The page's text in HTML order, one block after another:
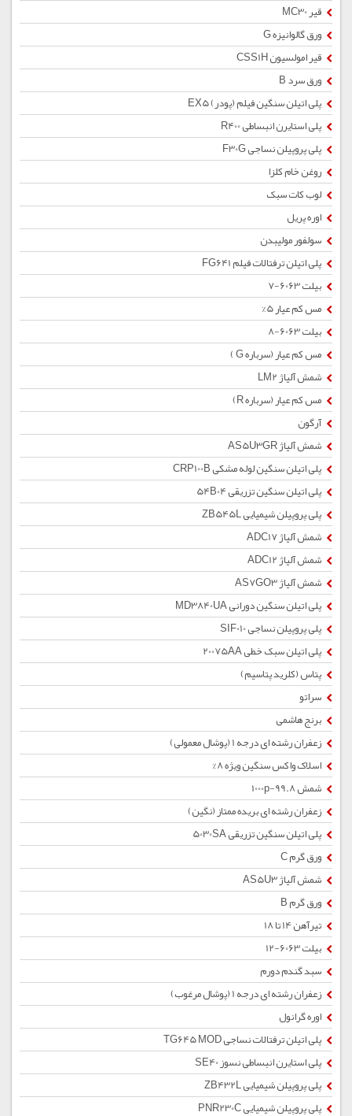
قیر MC30
ورق گالوانیزه G
قیر امولسیون CSS1H
ورق سرد B
پلی اتیلن سنگین فیلم (پودر) EX5
پلی استایرن انبساطی R400
پلی پروپیلن نساجی F30G
روغن خام کلزا
لوب کات سبک
اوره پریل
سولفور مولیبدن
پلی اتیلن ترفتالات فیلم FG641
بیلت 6063-7
مس کم عیار 5%
بیلت 6063-8
مس کم عیار (سرباره G )
شمش آلیاژ LM2
مس کم عیار (سرباره R)
آرگون
شمش آلیاژ AS5U3GR
پلی اتیلن سنگین لوله مشکی CRP100B
پلی اتیلن سنگین تزریقی 54B04
پلی پروپیلن شیمیایی ZB545L
شمش آلیاژ ADC17
شمش آلیاژ ADC12
شمش آلیاژ AS7GO3
پلی اتیلن سنگین دورانی MD3840UA
پلی پروپیلن نساجی SIF010
پلی اتیلن سبک خطی 20075AA
پتاس (کلرید پتاسیم)
سراتو
برنج هاشمی
زعفران رشته ای درجه 1 (پوشال معمولی)
اسلاک واکس سنگین ویژه 8%
شمش 1000p-99.8
زعفران رشته ای بریده ممتاز (نگین)
پلی اتیلن سنگین تزریقی 5030SA
ورق گرم C
شمش آلیاژ AS5U3
ورق گرم B
تیرآهن 14 تا 18
بیلت 6063-12
سبد گندم دورم
زعفران رشته ای درجه 1 (پوشال مرغوب)
اوره گرانول
پلی اتیلن ترفتالات نساجی TG645 MOD
پلی استایرن انبساطی نسوز SE40
پلی پروپیلن شیمیایی ZB432L
پلی پروپیلن شیمیایی PNR230C